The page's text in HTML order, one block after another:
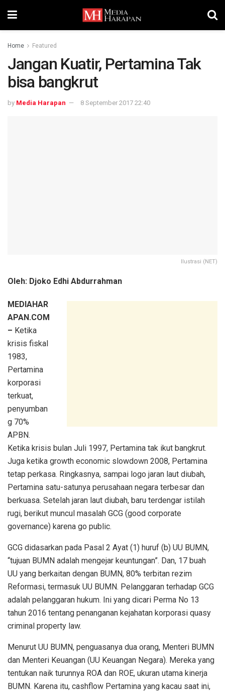
Home Featured
Jangan Kuatir, Pertamina Tak
bisa bangkrut
by Media Harapan 8 September 2017 22:40
Ilustrasi (NET)
Oleh: Djoko Edhi Abdurrahman
MEDIAHAR
APAN.COM
– Ketika
krisis fiskal
1983,
Pertamina
korporasi
terkuat,
penyumban
g 70%
APBN.
Ketika krisis bulan Juli 1997, Pertamina tak ikut bangkrut.
Juga ketika growth economic slowdown 2008, Pertamina
tetap perkasa. Ringkasnya, sampai logo jaran laut diubah,
Pertamina satu-satunya perusahaan negara terbesar dan
berkuasa. Setelah jaran laut diubah, baru terdengar istilah
rugi, berikut muncul masalah GCG (good corporate
governance) karena go public.
GCG didasarkan pada Pasal 2 Ayat (1) huruf (b) UU BUMN,
“tujuan BUMN adalah mengejar keuntungan”. Dan, 17 buah
UU yang berkaitan dengan BUMN, 80% terbitan rezim
Reformasi, termasuk UU BUMN. Pelanggaran terhadap GCG
adalah pelanggaran hukum. Ini yang dicari Perma No 13
tahun 2016 tentang penanganan kejahatan korporasi quasy
criminal property law.
Menurut UU BUMN, penguasanya dua orang, Menteri BUMN
dan Menteri Keuangan (UU Keuangan Negara). Mereka yang
tentukan naik turunnya ROA dan ROE, ukuran utama kinerja
BUMN. Karena itu, cashflow Pertamina yang kacau saat ini,